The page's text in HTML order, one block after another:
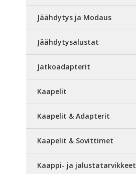
Jäähdytys ja Modaus
Jäähdytysalustat
Jatkoadapterit
Kaapelit
Kaapelit & Adapterit
Kaapelit & Sovittimet
Kaappi- ja jalustatarvikkeet